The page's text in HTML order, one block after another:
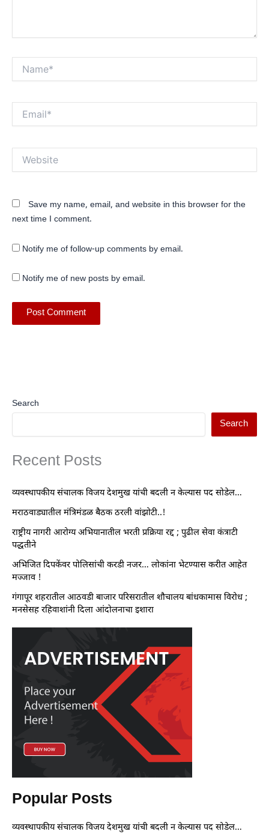
Save my name, email, and website in this browser for the
next time I comment.
Notify me of follow-up comments by email.
Notify me of new posts by email.
Search
Search
Recent Posts
व्यवस्थापकीय संचालक विजय देशमुख यांची बदली न केल्यास पद सोडेल…
मराठवाड्यातील मंत्रिमंडळ बैठक ठरली वांझोटी..!
राष्ट्रीय नागरी आरोग्य अभियानातील भरती प्रक्रिया रद्द ; पुढील सेवा कंत्राटी
पद्धतीने
अभिजित दिपकेंवर पोलिसांची करडी नजर… लोकांना भेटण्यास करीत आहेत
मज्जाव !
गंगापूर शहरातील आठवडी बाजार परिसरातील शौचालय बांधकामास विरोध ;
मनसेसह रहिवाशांनी दिला आंदोलनाचा इशारा
Popular Posts
व्यवस्थापकीय संचालक विजय देशमुख यांची बदली न केल्यास पद सोडेल…